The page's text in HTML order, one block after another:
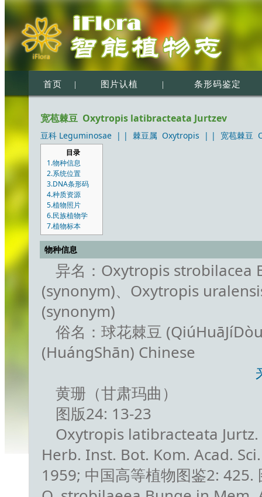
首页 | 图片认植 | 条形码鉴定
宽苞棘豆 Oxytropis latibracteata Jurtzev
豆科 Leguminosae | | 棘豆属 Oxytropis | | 宽苞棘豆
目录
1.物种信息
2.系统位置
3.DNA条形码
4.种质资源
5.植物照片
6.民族植物学
7.植物标本
物种信息
异名：Oxytropis strobilacea
(synonym)、Oxytropis
(synonym)
俗名：球花棘豆
(HuángShān) Chinese
黄珊（甘肃玛曲）
图版24: 13-23
Oxytropis latibracteata
Herb. Inst. Bot. Kom. Acad.
1959; 中国高等植物图鉴2: